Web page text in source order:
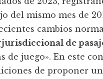
del mismo mes de
cambios
de
de juego». En este
de proponer